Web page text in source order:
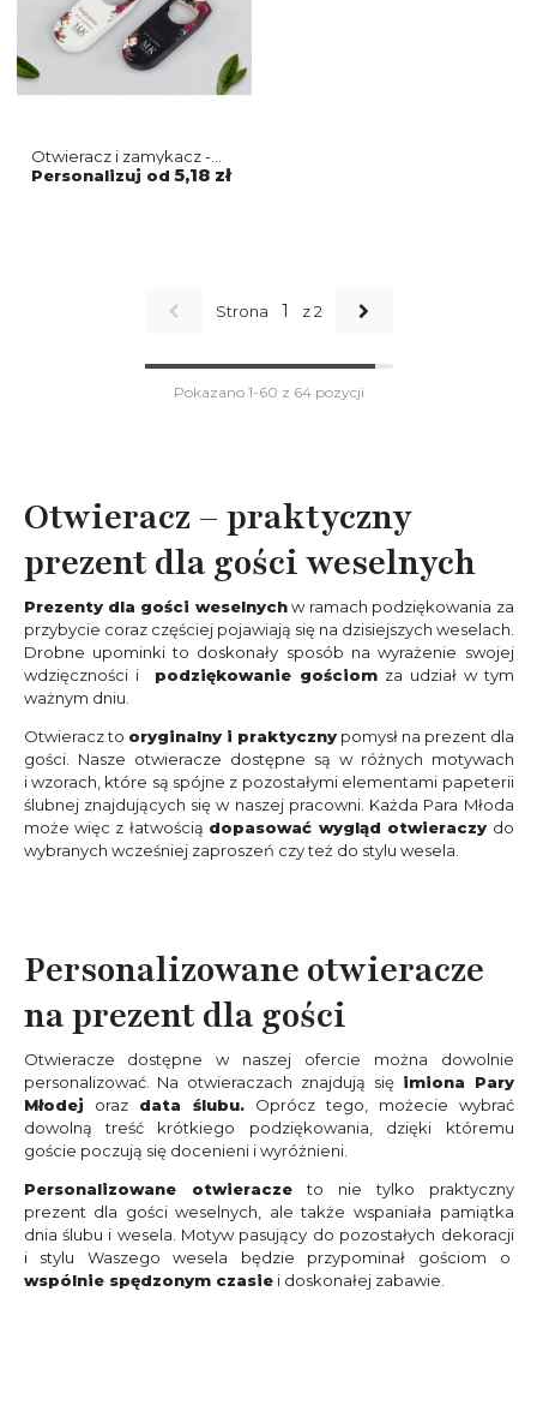
Otwieracz i zamykacz -
Fabello Motyw 1
Personalizuj od 5,18 zł
Strona 1 z 2
Pokazano 1-60 z 64 pozycji
Otwieracz – praktyczny
prezent dla gości weselnych
Prezenty dla gości weselnychw ramach podziękowania za
przybycie coraz częściej pojawiają się na dzisiejszych weselach.
Drobne upominki to doskonały sposób na wyrażenie swojej
wdzięczności i
podziękowanie gościomza udział w tym
ważnym dniu.
Otwieracz to oryginalny i praktycznypomysł na prezent dla
gości. Nasze otwieracze dostępne są w różnych motywach
i wzorach, które są spójne z pozostałymi elementami papeterii
ślubnej znajdujących się w naszej pracowni. Każda Para Młoda
może więc z łatwością dopasować wygląd otwieraczy do
wybranych wcześniej zaproszeń czy też do stylu wesela.
Personalizowane otwieracze
na prezent dla gości
Otwieracze dostępne w naszej ofercie można dowolnie
personalizować. Na otwieraczach znajdują się imiona Pary
Młodej oraz data ślubu.Oprócz tego, możecie wybrać
dowolną treść krótkiego podziękowania, dzięki któremu
goście poczują się docenieni i wyróżnieni.
Personalizowane otwieraczeto nie tylko praktyczny
prezent dla gości weselnych, ale także wspaniała pamiątka
dnia ślubu i wesela. Motyw pasujący do pozostałych dekoracji
i stylu Waszego wesela będzie przypominał gościom o
wspólnie spędzonym czasiei doskonałej zabawie.